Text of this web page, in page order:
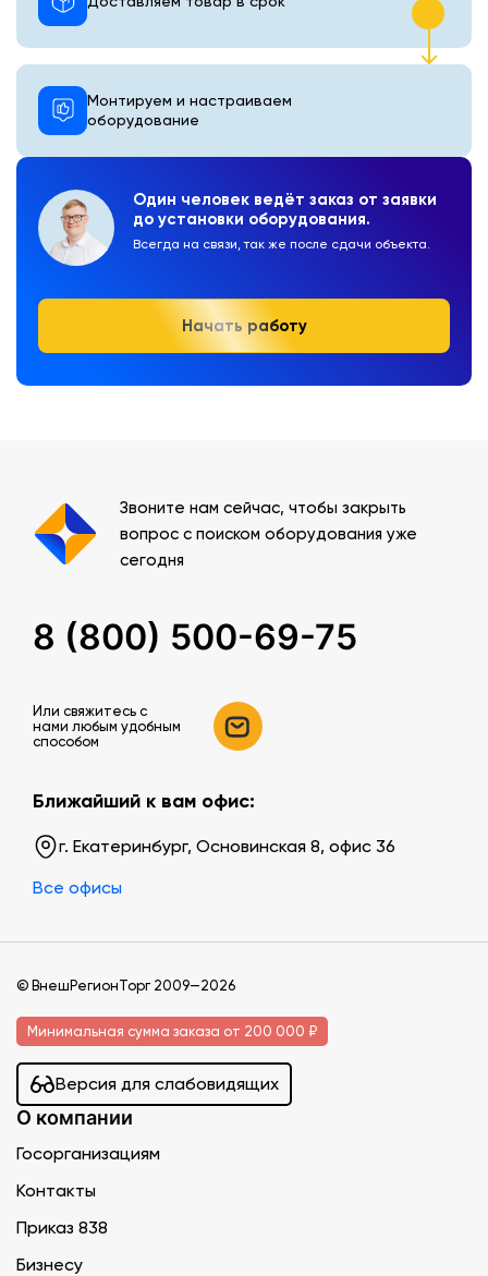
Один человек ведёт заказ от заявки
до установки оборудования.
Всегда на связи, так же после сдачи объекта.
Начать работу
Монтируем и настраиваем
оборудование
Звоните нам сейчас, чтобы закрыть
вопрос с поиском оборудования уже
сегодня
8 (800) 500-69-75
Или свяжитесь c
нами любым удобным
способом
Ближайший к вам офис:
г. Екатеринбург, Основинская 8, офис 36
Все офисы
© ВнешРегионТорг 2009—2026
Минимальная сумма заказа от 200 000 ₽
Версия для слабовидящих
О компании
Госорганизациям
Контакты
Приказ 838
Бизнесу